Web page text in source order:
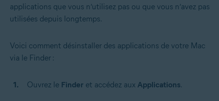
applications que vous n’utilisez pas ou que vous n’avez pas
utilisées depuis longtemps.
Voici comment désinstaller des applications de votre Mac
via le Finder :
Ouvrez le Finder et accédez aux Applications.